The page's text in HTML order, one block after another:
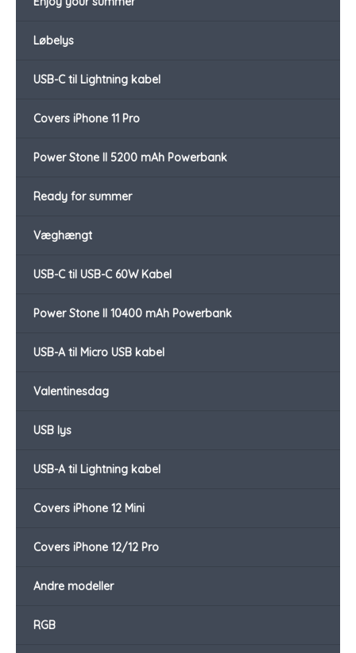
Løbelys
USB-C til Lightning kabel
Covers iPhone 11 Pro
Power Stone II 5200 mAh Powerbank
Ready for summer
Væghængt
USB-C til USB-C 60W Kabel
Power Stone II 10400 mAh Powerbank
USB-A til Micro USB kabel
Valentinesdag
USB lys
USB-A til Lightning kabel
Covers iPhone 12 Mini
Covers iPhone 12/12 Pro
Andre modeller
RGB